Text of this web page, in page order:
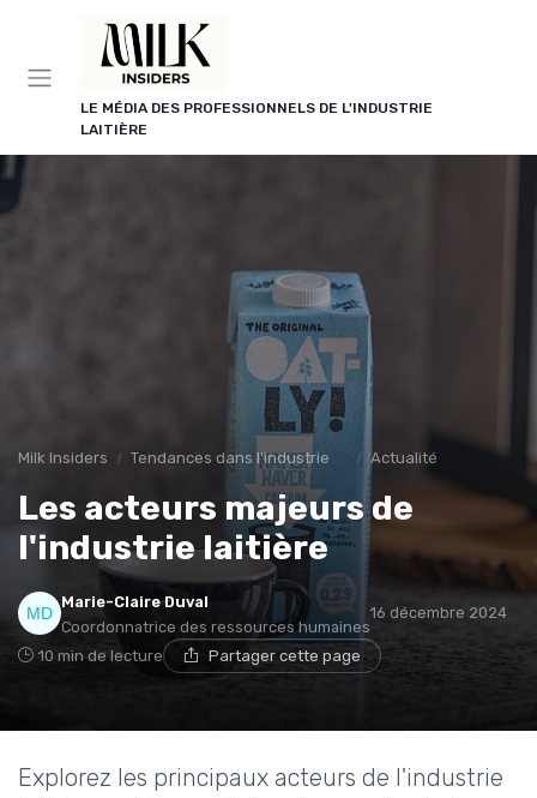
LE MÉDIA DES PROFESSIONNELS DE L'INDUSTRIE
LAITIÈRE
Milk Insiders Tendances dans l'industrie des produits laitiers Actualité
Les acteurs majeurs de
l'industrie laitière
Marie-Claire Duval
Coordonnatrice des ressources humaines
16 décembre 2024
10 min de lecture Partager cette page
Explorez les principaux acteurs de l'industrie